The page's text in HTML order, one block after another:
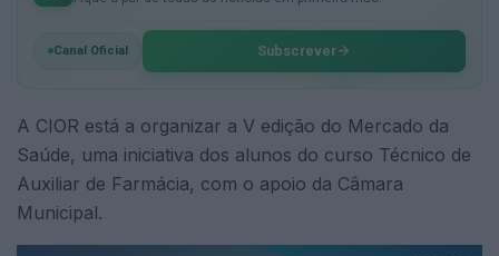
Canal Oficial Subscrever
A CIOR está a organizar a V edição do Mercado da
Saúde, uma iniciativa dos alunos do curso Técnico de
Auxiliar de Farmácia, com o apoio da Câmara
Municipal.